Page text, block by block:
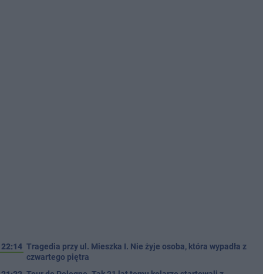
22:14 Tragedia przy ul. Mieszka I. Nie żyje osoba, która wypadła z
czwartego piętra